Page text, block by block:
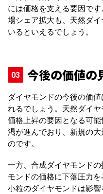
には価格を支える要因で
場シェア拡大も、天然ダ
いるといえるでしょう。
今後の価値の
ダイヤモンドの今後の価
れるでしょう。天然ダイ
価格上昇の要因となる可
渇が進んでおり、新規の
のです。
一方、合成ダイヤモンド
モンドの価格に下落圧力
小粒のダイヤモンドは影